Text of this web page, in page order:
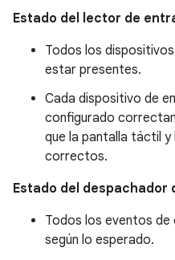
Estado del lector de
Todos los
estar presentes.
Cada dispositivo de
configurado
que la pantalla táctil y
correctos.
Estado del despachador
Todos los eventos
según lo esperado.